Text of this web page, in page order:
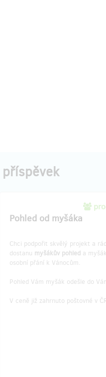
Pohled od myšáka
Chci podpořit skvělý projekt a
dostanu myšákův pohled a
osobní přání k Vánocům.
Pohled Vám myšák odešle do
V ceně již zahrnuto poštovné v